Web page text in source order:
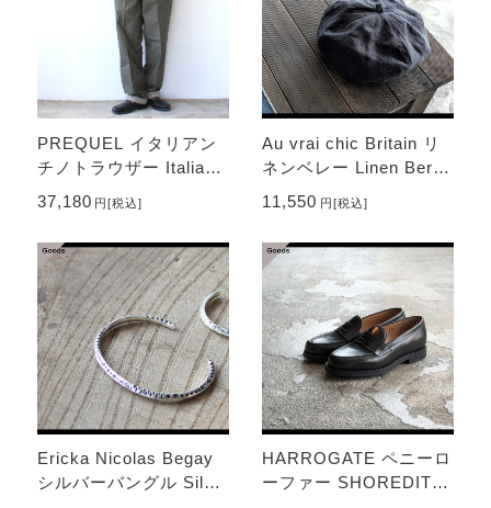
PREQUEL イタリアン
チノトラウザー Italian
Chino Trousers
37,180 円[税込]
Au vrai chic Britain リ
ネンベレー Linen Berre
t （Charcoal）
11,550 円[税込]
Ericka Nicolas Begay
シルバーバングル Silve
HARROGATE ペニーロ
ーファー SHOREDITC